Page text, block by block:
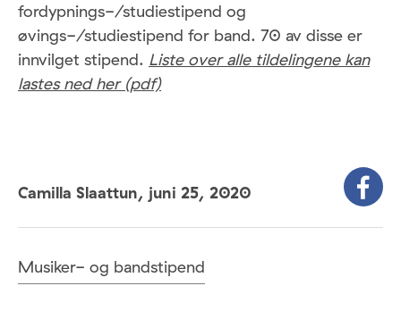
fordypnings-/studiestipend og
øvings-/studiestipend for band. 70 av disse er
innvilget stipend. Liste over alle tildelingene kan
lastes ned her (pdf)
Camilla Slaattun, juni 25, 2020
Musiker- og bandstipend